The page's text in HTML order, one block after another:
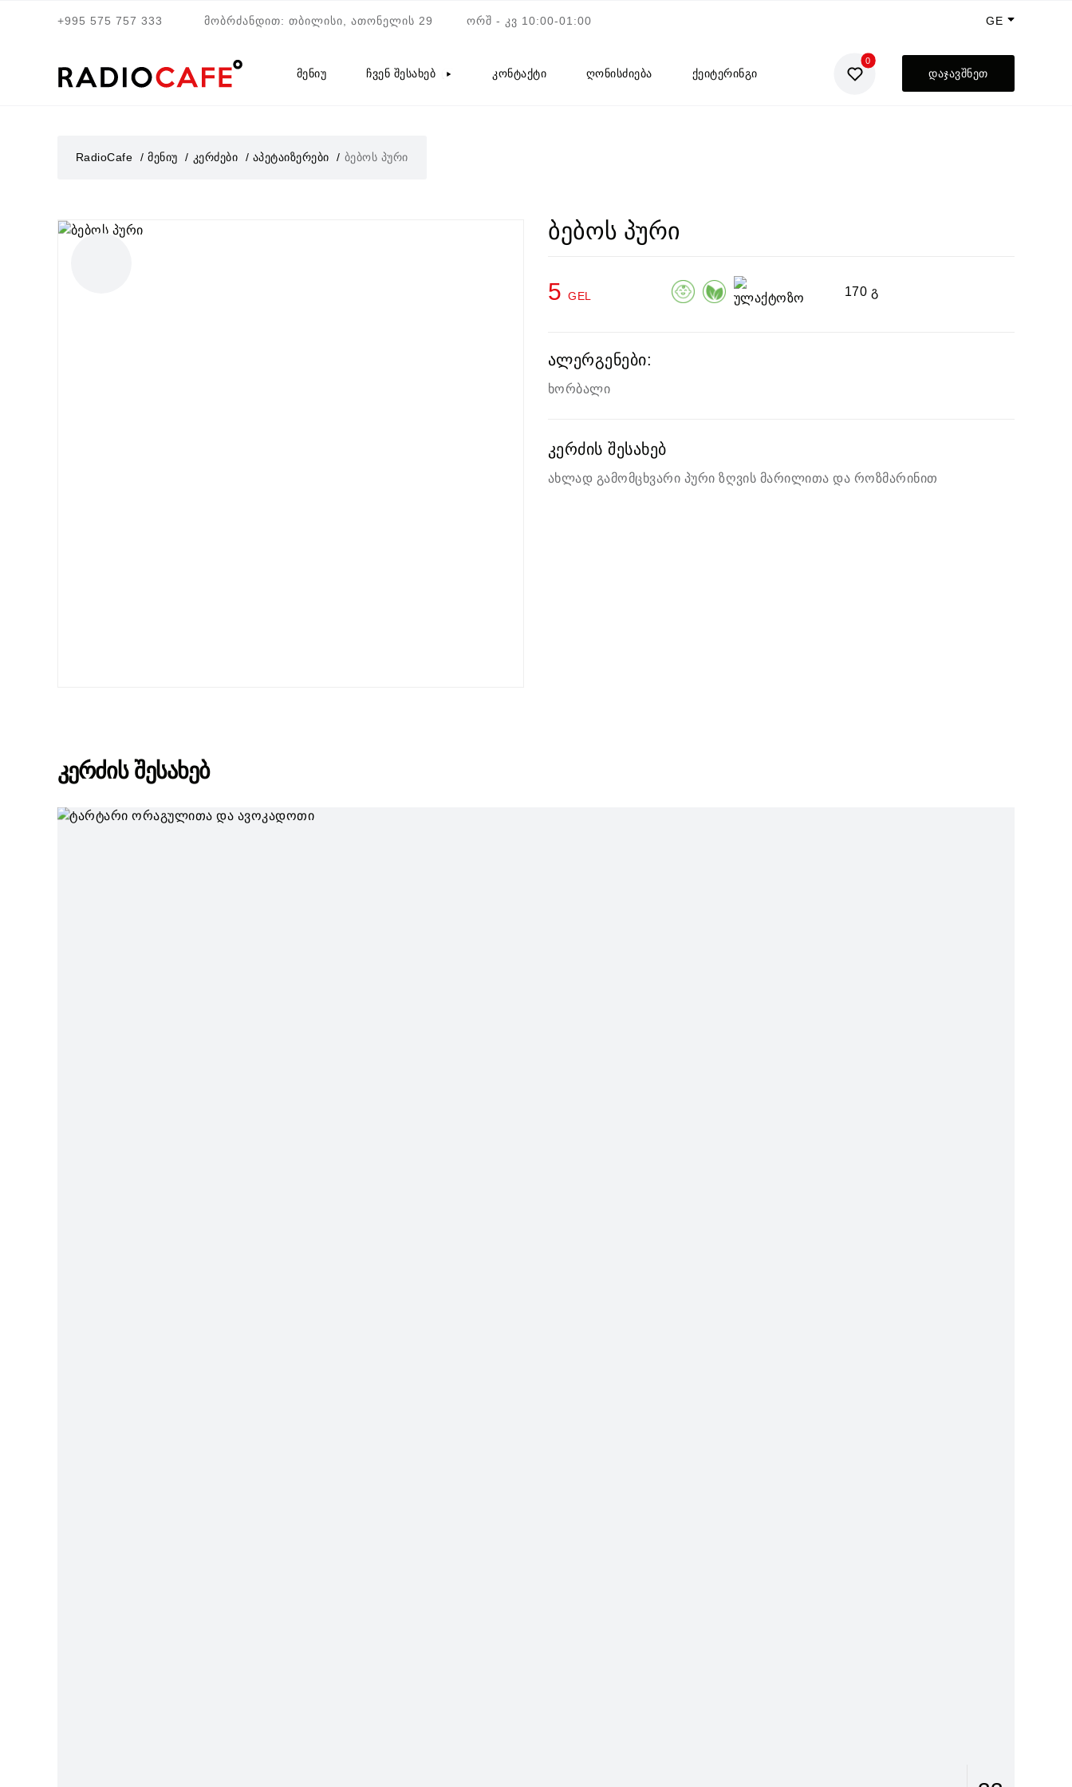
+995 575 757 333 მობრძანდით: თბილისი, ათონელის 29 ორშ - კვ 10:00-01:00 GE
UA
მენიუ ჩვენ შესახებ კონტაქტი ღონისძიება ქეიტერინგი
0
დაჯავშნეთ
RadioCafe მენიუ კერძები აპეტაიზერები ბებოს პური
ბებოს პური
5 GEL 170 გ
ალერგენები:
ხორბალი
კერძის შესახებ
ახლად გამომცხვარი პური ზღვის მარილითა და როზმარინით
კერძის შესახებ